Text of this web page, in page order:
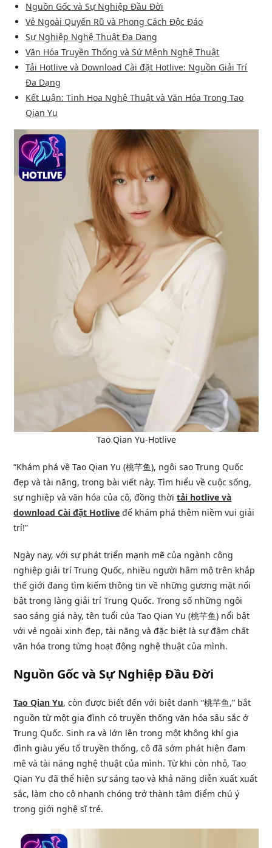
Nguồn Gốc và Sự Nghiệp Đầu Đời
Vẻ Ngoài Quyến Rũ và Phong Cách Độc Đáo
Sự Nghiệp Nghệ Thuật Đa Dạng
Văn Hóa Truyền Thống và Sứ Mệnh Nghệ Thuật
Tải Hotlive và Download Cài đặt Hotlive: Nguồn Giải Trí
Đa Dạng
Kết Luận: Tinh Hoa Nghệ Thuật và Văn Hóa Trong Tao
Qian Yu
Tao Qian Yu-Hotlive
“Khám phá về Tao Qian Yu (桃芊鱼), ngôi sao Trung Quốc
đẹp và tài năng, trong bài viết này. Tìm hiểu về cuộc sống,
sự nghiệp và văn hóa của cô, đồng thờitải hotlive và
download Cài đặt Hotlive để khám phá thêm niềm vui giải
trí!”
Ngày nay, với sự phát triển mạnh mẽ của ngành công
nghiệp giải trí Trung Quốc, nhiều người hâm mộ trên khắp
thế giới đang tìm kiếm thông tin về những gương mặt nổi
bật trong làng giải trí Trung Quốc. Trong số những ngôi
sao sáng giá này, tên tuổi của Tao Qian Yu (桃芊鱼) nổi bật
với vẻ ngoài xinh đẹp, tài năng và đặc biệt là sự đậm chất
văn hóa trong từng hoạt động nghệ thuật của mình.
Nguồn Gốc và Sự Nghiệp Đầu Đời
Tao Qian Yu, còn được biết đến với biệt danh “桃芊鱼,” bắt
nguồn từ một gia đình có truyền thống văn hóa sâu sắc ở
Trung Quốc. Sinh ra và lớn lên trong một không khí gia
đình giàu yếu tố truyền thống, cô đã sớm phát hiện đam
mê và tài năng nghệ thuật của mình. Từ khi còn nhỏ, Tao
Qian Yu đã thể hiện sự sáng tạo và khả năng diễn xuất xuất
sắc, làm cho cô nhanh chóng trở thành tâm điểm chú ý
trong giới nghệ sĩ trẻ.